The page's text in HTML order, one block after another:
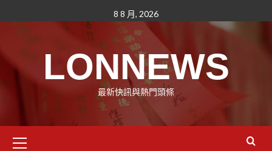
to
8 8 月, 2026
LONNEWS
最新快訊與熱門頭條
Menu